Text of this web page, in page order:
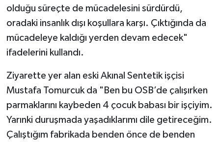
olduğu süreçte de mücadelesini sürdürdü,
oradaki insanlık dışı koşullara karşı. Çıktığında da
mücadeleye kaldığı yerden devam edecek"
ifadelerini kullandı.
Ziyarette yer alan eski Akınal Sentetik işçisi
Mustafa Tomurcuk da "Ben bu OSB’de çalışırken
parmaklarını kaybeden 4 çocuk babası bir işçiyim.
Yarınki duruşmada yaşadıklarımı dile getireceğim.
Çalıştığım fabrikada benden önce de benden